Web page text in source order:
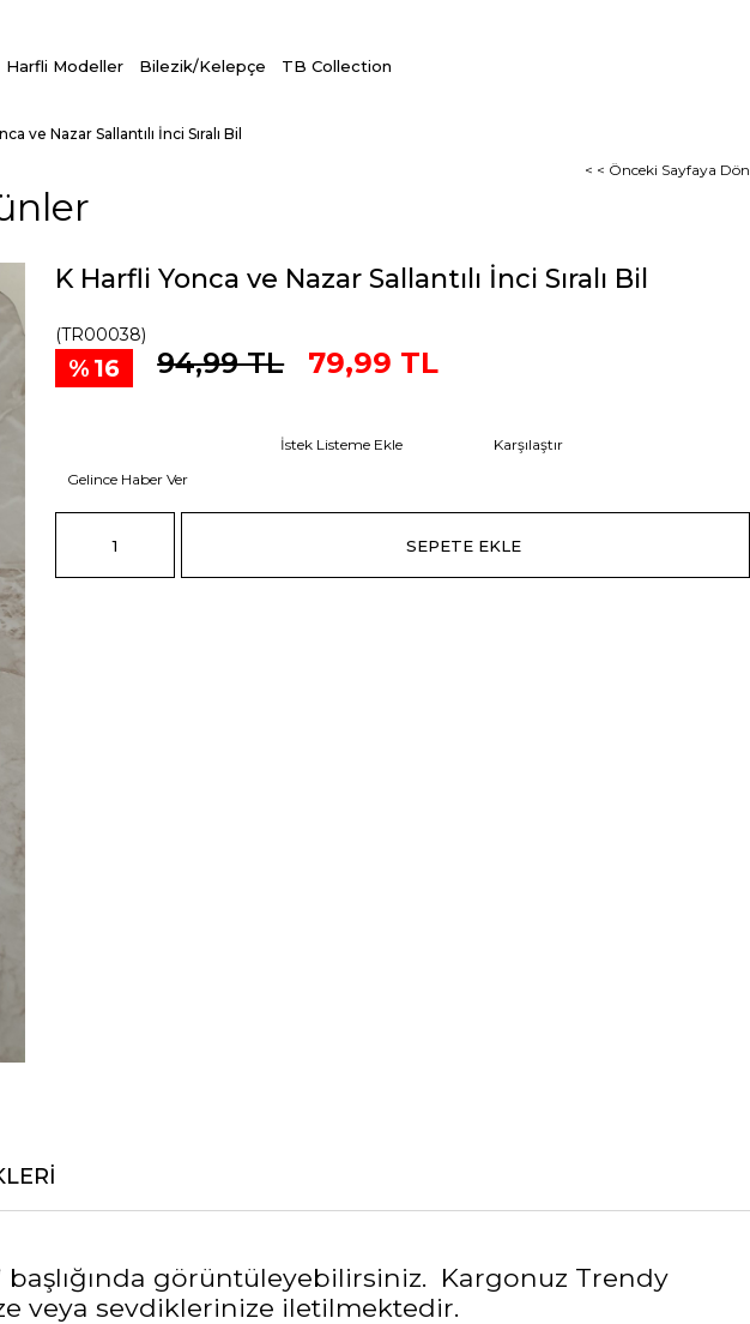
Harfli Modeller Bilezik/Kelepçe TB Collection
ve Nazar Sallantılı İnci Sıralı Bil
< < Önceki Sayfaya Dön
K Harfli Yonca ve Nazar Sallantılı İnci Sıralı Bil
(TR00038)
16 94,99 TL 79,99 TL
İstek Listeme Ekle
Karşılaştır
Gelince Haber Ver
başlığında görüntüleyebilirsiniz. Kargonuz Trendy
veya sevdiklerinize iletilmektedir.